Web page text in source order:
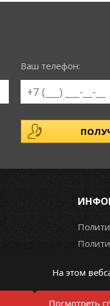
Ваш телефон:
На этом
Посмотреть